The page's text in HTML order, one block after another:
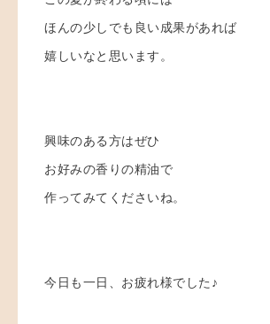
ほんの少しでも良い成果があれば
嬉しいなと思います。
興味のある方はぜひ
お好みの香りの精油で
作ってみてくださいね。
今日も一日、お疲れ様でした♪